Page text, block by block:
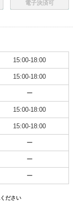
電子決済可
15:00-18:00
15:00-18:00
ー
15:00-18:00
15:00-18:00
ー
ー
ー
ださい